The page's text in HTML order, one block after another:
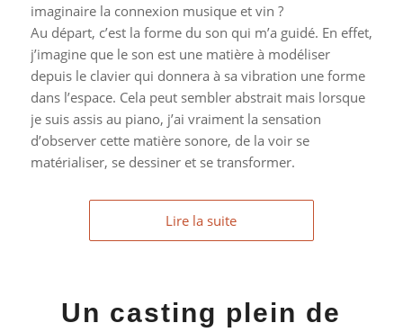
imaginaire la connexion musique et vin ?
Au départ, c’est la forme du son qui m’a guidé. En effet,
j’imagine que le son est une matière à modéliser
depuis le clavier qui donnera à sa vibration une forme
dans l’espace. Cela peut sembler abstrait mais lorsque
je suis assis au piano, j’ai vraiment la sensation
d’observer cette matière sonore, de la voir se
matérialiser, se dessiner et se transformer.
Lire la suite
Un casting plein de